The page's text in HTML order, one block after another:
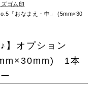
ゴム印
「おなまえ・中」 (5mm×30
】オプション
1本